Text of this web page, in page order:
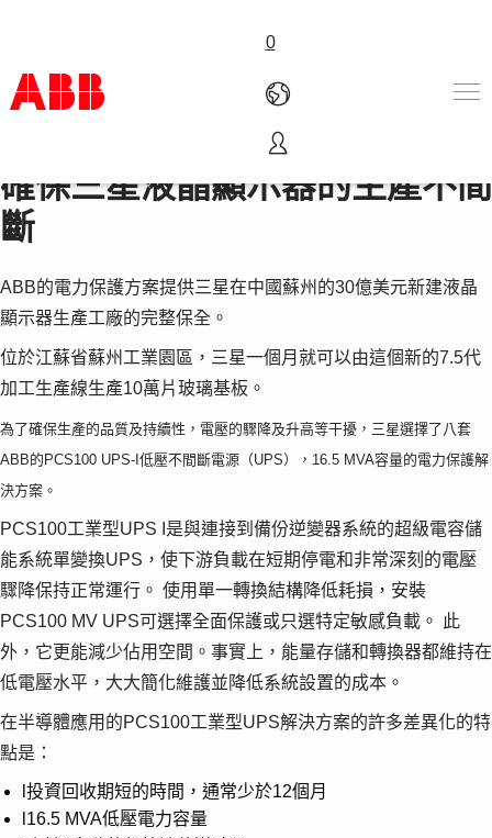
0
產品&解決方案
產業
關於ABB
聯繫我們
確保三星液晶顯示器的生產不間
斷
ABB的電力保護方案提供三星在中國蘇州的30億美元新建液晶
顯示器生產工廠的完整保全。
位於江蘇省蘇州工業園區，三星一個月就可以由這個新的7.5代
加工生產線生產10萬片玻璃基板。
為了確保生產的品質及持續性，電壓的驟降及升高等干擾，三星選擇了八套
ABB的PCS100 UPS-I低壓不間斷電源（UPS），16.5 MVA容量的電力保護解
決方案。
PCS100工業型UPS I是與連接到備份逆變器系統的超級電容儲
能系統單變換UPS，使下游負載在短期停電和非常深刻的電壓
驟降保持正常運行。 使用單一轉換結構降低耗損，安裝
PCS100 MV UPS可選擇全面保護或只選特定敏感負載。 此
外，它更能減少佔用空間。事實上，能量存儲和轉換器都維持在
低電壓水平，大大簡化維護並降低系統設置的成本。
在半導體應用的PCS100工業型UPS解決方案的許多差異化的特
點是：
l投資回收期短的時間，通常少於12個月
l16.5 MVA低壓電力容量